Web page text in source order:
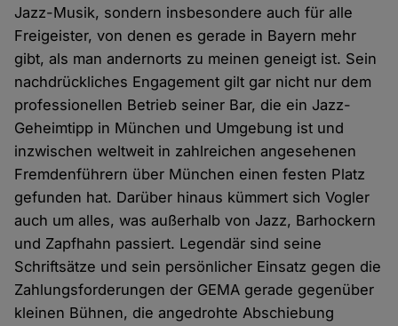
Jazz-Musik, sondern insbesondere auch für alle
Freigeister, von denen es gerade in Bayern mehr
gibt, als man andernorts zu meinen geneigt ist. Sein
nachdrückliches Engagement gilt gar nicht nur dem
professionellen Betrieb seiner Bar, die ein Jazz-
Geheimtipp in München und Umgebung ist und
inzwischen weltweit in zahlreichen angesehenen
Fremdenführern über München einen festen Platz
gefunden hat. Darüber hinaus kümmert sich Vogler
auch um alles, was außerhalb von Jazz, Barhockern
und Zapfhahn passiert. Legendär sind seine
Schriftsätze und sein persönlicher Einsatz gegen die
Zahlungsforderungen der GEMA gerade gegenüber
kleinen Bühnen, die angedrohte Abschiebung